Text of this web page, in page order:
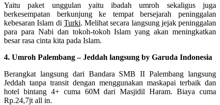
Yaitu paket unggulan yaitu ibadah umroh sekaligus juga
berkesempatan berkunjung ke tempat bersejarah peninggalan
kebesaran Islam di Turki. Melihat secara langsung jejak peninggalan
para para Nabi dan tokoh-tokoh Islam yang akan meningkatkan
besar rasa cinta kita pada Islam.
4. Umroh Palembang – Jeddah langsung by Garuda Indonesia
Berangkat langsung dari Bandara SMB II Palembang langsung
Jeddah tanpa transit dengan menggunakan maskapai terbaik dan
hotel bintang 4+ cuma 60M dari Masjidil Haram. Biaya cuma
Rp.24,7jt all in.